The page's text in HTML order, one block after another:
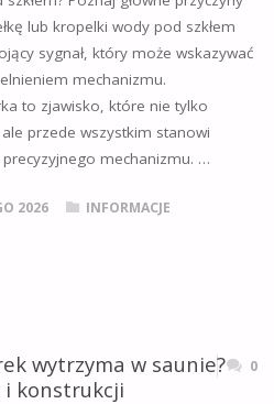
lub kropelki wody pod szkłem
sygnał, który może wskazywać
mechanizmu.
to zjawisko, które nie tylko
przede wszystkim stanowi
mechanizmu. …
2026 INFORMACJE
wytrzyma w saunie?
konstrukcji
0